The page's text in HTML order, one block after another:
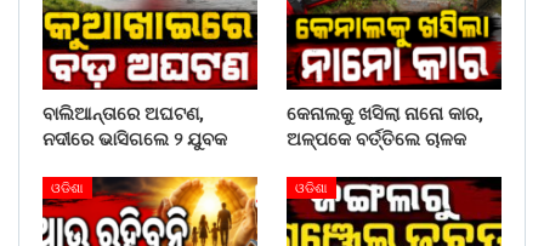
ବାଲିଆନ୍ତାରେ ଅଘଟଣ,
ନଦୀରେ ଭାସିଗଲେ ୨ ଯୁବକ
କେନାଲକୁ ଖସିଲା ନାନୋ କାର,
ଅଳ୍ପକେ ବର୍ତ୍ତିଲେ ଚାଳକ
ଓଡିଶା ଓଡିଶା